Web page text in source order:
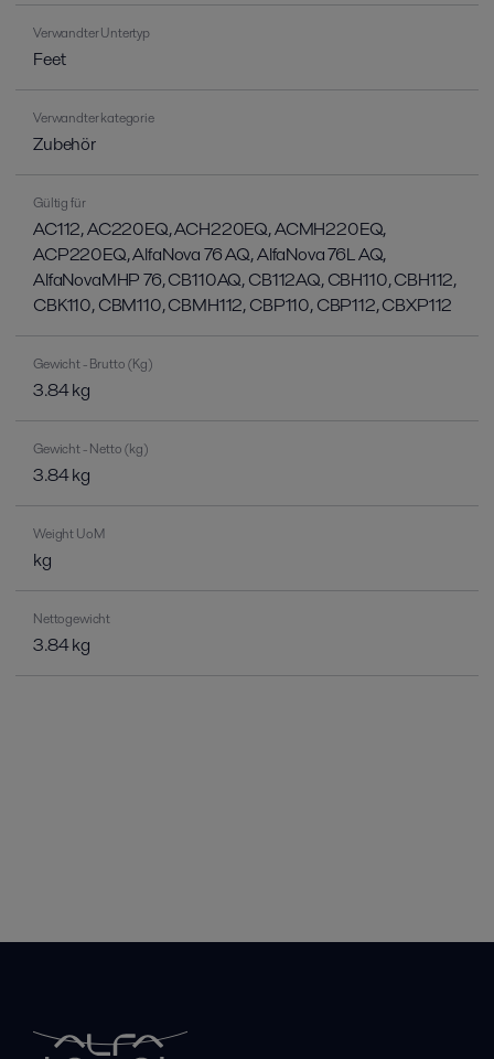
Verwandter Untertyp
Feet
Verwandter kategorie
Zubehör
Gültig für
AC112, AC220EQ, ACH220EQ, ACMH220EQ,
ACP220EQ, AlfaNova 76 AQ, AlfaNova 76L AQ,
AlfaNovaMHP 76, CB110AQ, CB112AQ, CBH110, CBH112,
CBK110, CBM110, CBMH112, CBP110, CBP112, CBXP112
Gewicht - Brutto (Kg)
3.84 kg
Gewicht - Netto (kg)
3.84 kg
Weight UoM
kg
Nettogewicht
3.84 kg